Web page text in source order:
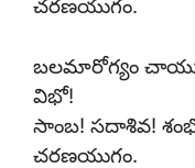
చరణయుగం.
బలమారోగ్యం చాయు
విభో!
సాంబ! సదాశివ!
చరణయుగం.